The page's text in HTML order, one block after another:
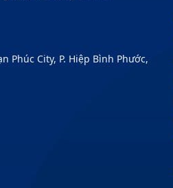
Phúc City, P. Hiệp Bình Phước,